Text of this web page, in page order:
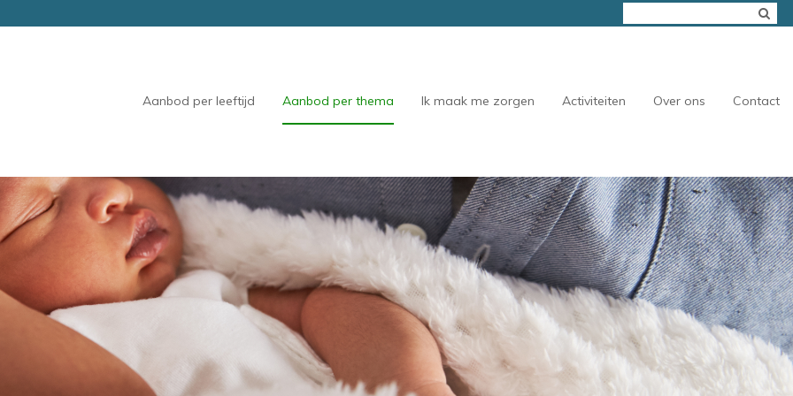
Aanbod per leeftijd Aanbod per thema Ik maak me zorgen Activiteiten Over ons Contact